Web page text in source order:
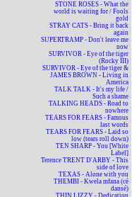
STONE ROSES - What the
world is waiting for / Fools
gold
STRAY CATS - Bring it back
again
SUPERTRAMP - Don't leave me
now
SURVIVOR - Eye of the tiger
(Rocky III)
SURVIVOR - Eye of the tiger &
JAMES BROWN - Living in
America
TALK TALK - It's my life /
Such a shame
TALKING HEADS - Road to
nowhere
TEARS FOR FEARS - Famous
last words
TEARS FOR FEARS - Laid so
low (tears roll down)
TEN SHARP - You [White
Label]
Terence TRENT D'ARBY - This
side of love
TEXAS - Alone with you
THEMBI - Kwela mfana (cé
dansé)
THIN LIZZY - Dedication